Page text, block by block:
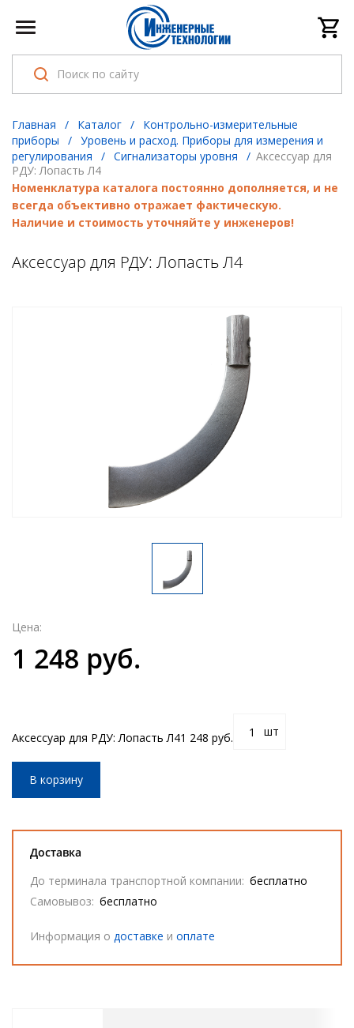
Главная / Каталог /
Контрольно-измерительные
приборы
/ Уровень и расход. Приборы для измерения и
регулирования
/ Сигнализаторы уровня / Аксессуар для
РДУ: Лопасть Л4
Номенклатура каталога постоянно дополняется, и не
всегда объективно отражает фактическую.
Наличие и стоимость уточняйте у инженеров!
Аксессуар для РДУ: Лопасть Л4
Цена:
1 248 руб.
Аксессуар для РДУ: Лопасть Л41 248 руб. шт
В корзину
Доставка
До терминала транспортной компании: бесплатно
Самовывоз: бесплатно
Информация о доставке и оплате